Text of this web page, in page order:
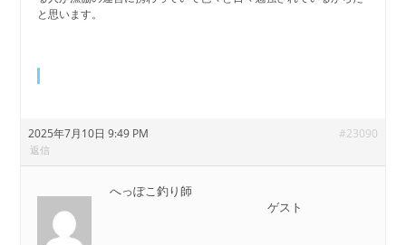
と思います。
2025年7月10日 9:49 PM #23090
返信
へっぽこ釣り師
ゲスト